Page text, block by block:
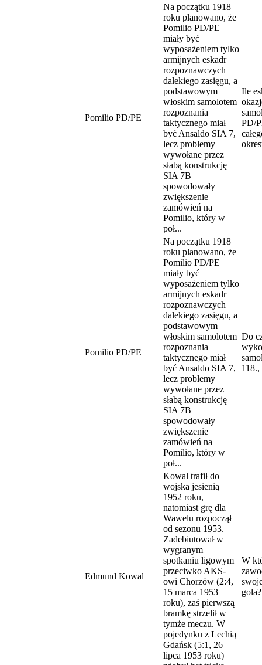
Pomilio PD/PE
Na początku 1918
roku planowano, że
Pomilio PD/PE
miały być
wyposażeniem tylko
armijnych eskadr
rozpoznawczych
dalekiego zasięgu, a
podstawowym
włoskim samolotem
rozpoznania
taktycznego miał
być Ansaldo SIA 7,
lecz problemy
wywołane przez
słabą konstrukcję
SIA 7B
spowodowały
zwiększenie
zamówień na
Pomilio, który w
poł...
Ile
PD/
Pomilio PD/PE
Na początku 1918
roku planowano, że
Pomilio PD/PE
miały być
wyposażeniem tylko
armijnych eskadr
rozpoznawczych
dalekiego zasięgu, a
podstawowym
włoskim samolotem
rozpoznania
taktycznego miał
być Ansaldo SIA 7,
lecz problemy
wywołane przez
słabą konstrukcję
SIA 7B
spowodowały
zwiększenie
zamówień na
Pomilio, który w
poł...
Do
Edmund Kowal
Kowal trafił do
wojska jesienią
1952 roku,
natomiast grę dla
Wawelu rozpoczął
od sezonu 1953.
Zadebiutował w
wygranym
spotkaniu ligowym
przeciwko AKS-
owi Chorzów (2:4,
15 marca 1953
roku), zaś pierwszą
bramkę strzelił w
tymże meczu. W
pojedynku z Lechią
Gdańsk (5:1, 26
lipca 1953 roku)
W
gola?